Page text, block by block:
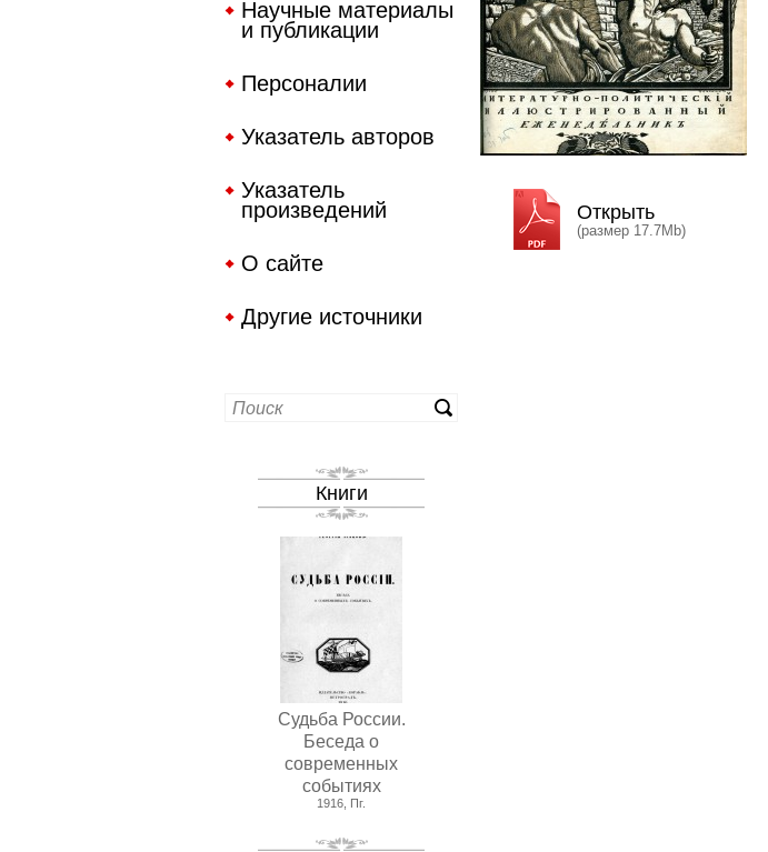
Научные материалы
и публикации
Персоналии
Указатель авторов
Указатель
произведений
О сайте
Другие источники
Книги
Судьба России.
Беседа о
современных
событиях
1916, Пг.
Открыть
(размер 17.7Mb)